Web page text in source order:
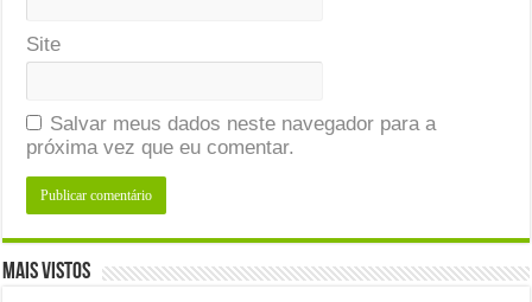
Site
Salvar meus dados neste navegador para a
próxima vez que eu comentar.
Mais Vistos